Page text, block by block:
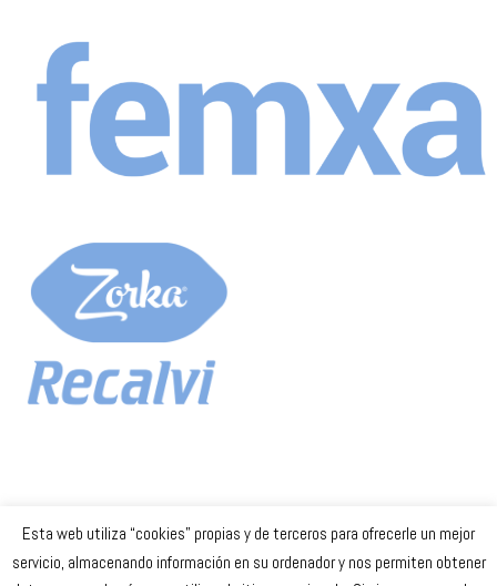
Celta Baloncesto Femenino. 2023
Esta web utiliza “cookies” propias y de terceros para ofrecerle un mejor
servicio, almacenando información en su ordenador y nos permiten obtener